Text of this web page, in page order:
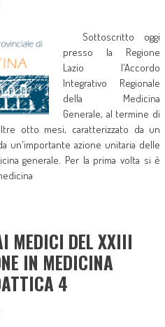
Sottoscritto oggi
presso la Regione
Lazio l'Accordo
Integrativo Regionale
della Medicina
Generale, al termine di
otto mesi, caratterizzato da un
un'importante azione unitaria delle
generale. Per la prima volta si è
MEDICI DEL XXIII
IN MEDICINA
4